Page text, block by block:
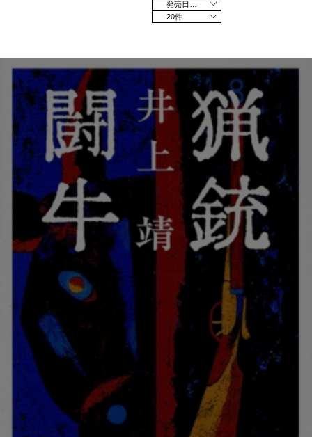
20件